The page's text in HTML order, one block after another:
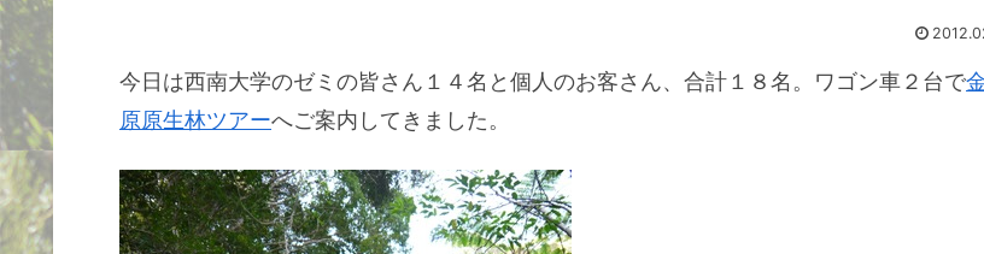
今日は西南大学のゼミの皆さん１４名と個人のお客さん、合計１８名。ワゴン車２台で
原原生林ツアーへご案内してきました。